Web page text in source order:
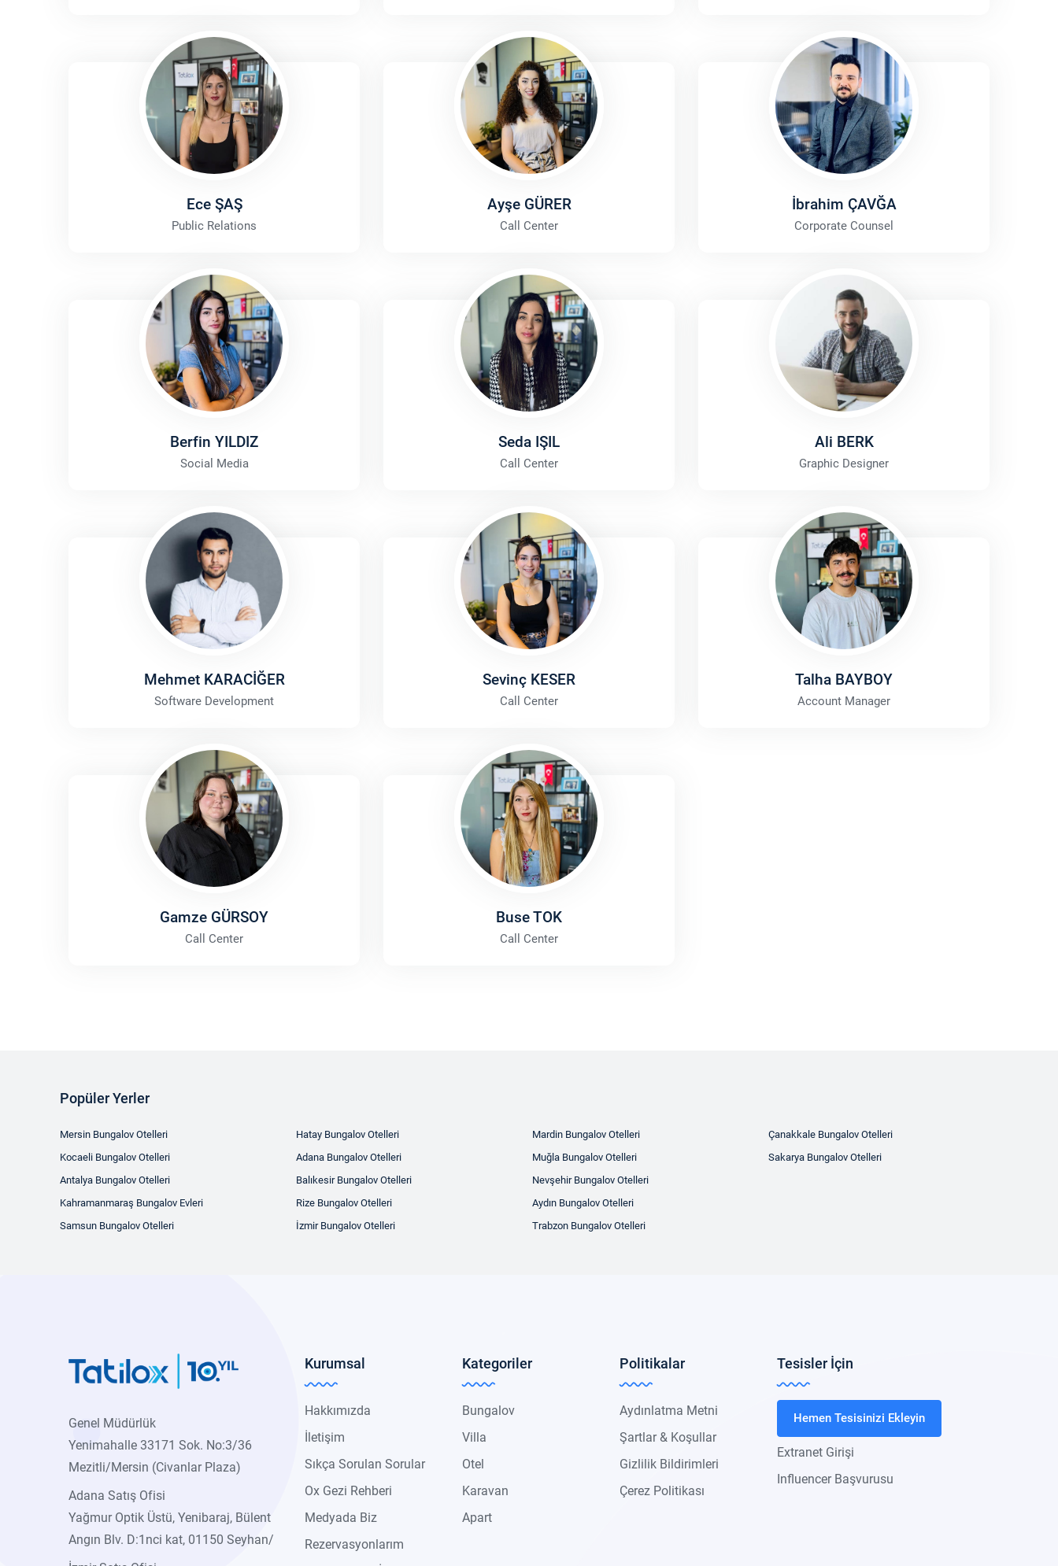
Ece ŞAŞ
Public Relations
Ayşe GÜRER
Call Center
İbrahim ÇAVĞA
Corporate Counsel
Berfin YILDIZ
Social Media
Seda IŞIL
Call Center
Ali BERK
Graphic Designer
Mehmet KARACİĞER
Software Development
Sevinç KESER
Call Center
Talha BAYBOY
Account Manager
Gamze GÜRSOY
Call Center
Buse TOK
Call Center
Popüler Yerler
Mersin Bungalov Otelleri
Kocaeli Bungalov Otelleri
Antalya Bungalov Otelleri
Kahramanmaraş Bungalov Evleri
Samsun Bungalov Otelleri
Hatay Bungalov Otelleri
Adana Bungalov Otelleri
Balıkesir Bungalov Otelleri
Rize Bungalov Otelleri
İzmir Bungalov Otelleri
Mardin Bungalov Otelleri
Muğla Bungalov Otelleri
Nevşehir Bungalov Otelleri
Aydın Bungalov Otelleri
Trabzon Bungalov Otelleri
Çanakkale Bungalov Otelleri
Sakarya Bungalov Otelleri
Genel Müdürlük
Yenimahalle 33171 Sok. No:3/36
Mezitli/Mersin (Civanlar Plaza)
Adana Satış Ofisi
Yağmur Optik Üstü, Yenibaraj, Bülent
Angın Blv. D:1nci kat, 01150 Seyhan/
Kurumsal
Hakkımızda
İletişim
Sıkça Sorulan Sorular
Ox Gezi Rehberi
Medyada Biz
Rezervasyonlarım
Kategoriler
Bungalov
Villa
Otel
Karavan
Apart
Politikalar
Aydınlatma Metni
Şartlar & Koşullar
Gizlilik Bildirimleri
Çerez Politikası
Tesisler İçin
Hemen Tesisinizi Ekleyin
Extranet Girişi
Influencer Başvurusu